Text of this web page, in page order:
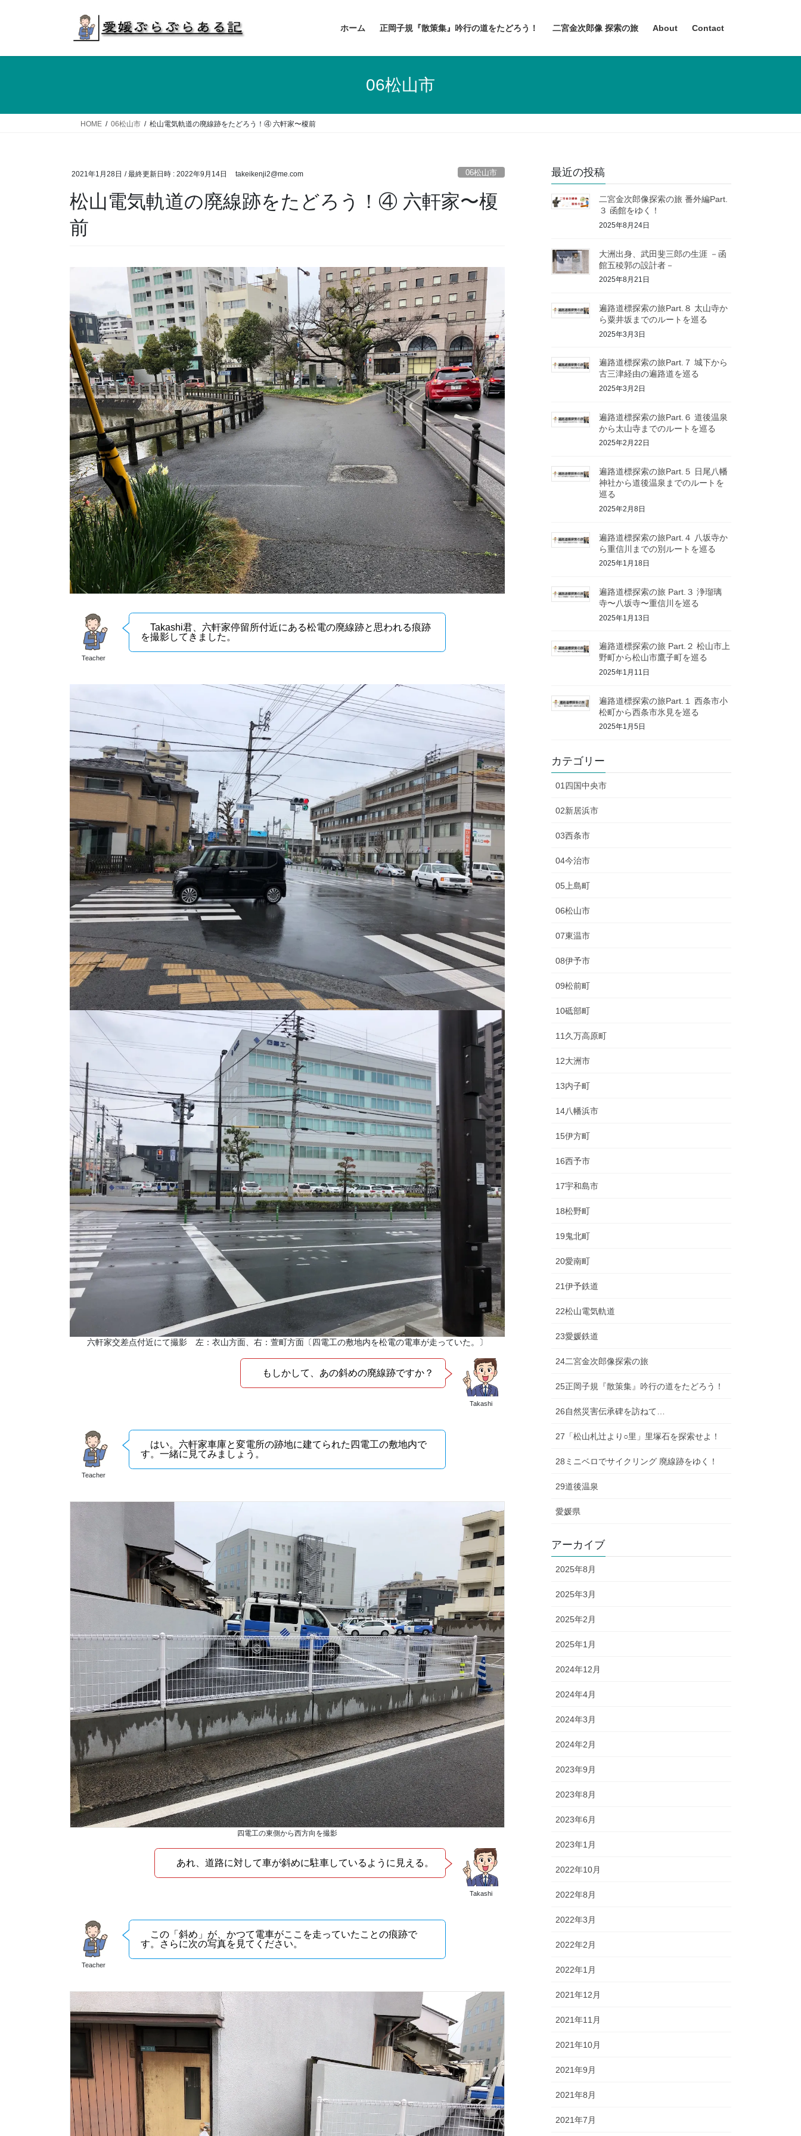
ホーム 正岡子規『散策集』吟行の道をたどろう！ 二宮金次郎像 探索の旅 About Contact
06松山市
HOME 06松山市 松山電気軌道の廃線跡をたどろう！④ 六軒家〜榎前
2021年1月28日 / 最終更新日時 : 2022年9月14日 takeikenji2@me.com 06松山市
松山電気軌道の廃線跡をたどろう！④ 六軒家〜榎
前
Teacher
Takashi君、六軒家停留所付近にある松電の廃線跡と思われる痕跡
を撮影してきました。
六軒家交差点付近にて撮影 左：衣山方面、右：萱町方面〔四電工の敷地内を松電の電車が走っていた。〕
Takashi
もしかして、あの斜めの廃線跡ですか？
Teacher
はい。六軒家車庫と変電所の跡地に建てられた四電工の敷地内で
す。一緒に見てみましょう。
四電工の東側から西方向を撮影
Takashi
あれ、道路に対して車が斜めに駐車しているように見える。
Teacher
この「斜め」が、かつて電車がここを走っていたことの痕跡で
す。さらに次の写真を見てください。
最近の投稿
二宮金次郎像探索の旅 番外編Part.
３ 函館をゆく！
2025年8月24日
大洲出身、武田斐三郎の生涯 －函
館五稜郭の設計者－
2025年8月21日
遍路道標探索の旅Part.８ 太山寺か
ら粟井坂までのルートを巡る
2025年3月3日
遍路道標探索の旅Part.７ 城下から
古三津経由の遍路道を巡る
2025年3月2日
遍路道標探索の旅Part.６ 道後温泉
から太山寺までのルートを巡る
2025年2月22日
遍路道標探索の旅Part.５ 日尾八幡
神社から道後温泉までのルートを
巡る
2025年2月8日
遍路道標探索の旅Part.４ 八坂寺か
ら重信川までの別ルートを巡る
2025年1月18日
遍路道標探索の旅 Part.３ 浄瑠璃
寺〜八坂寺〜重信川を巡る
2025年1月13日
遍路道標探索の旅 Part.２ 松山市上
野町から松山市鷹子町を巡る
2025年1月11日
遍路道標探索の旅Part.１ 西条市小
松町から西条市氷見を巡る
2025年1月5日
カテゴリー
01四国中央市
02新居浜市
03西条市
04今治市
05上島町
06松山市
07東温市
08伊予市
09松前町
10砥部町
11久万高原町
12大洲市
13内子町
14八幡浜市
15伊方町
16西予市
17宇和島市
18松野町
19鬼北町
20愛南町
21伊予鉄道
22松山電気軌道
23愛媛鉄道
24二宮金次郎像探索の旅
25正岡子規『散策集』吟行の道をたどろう！
26自然災害伝承碑を訪ねて…
27「松山札辻より○里」里塚石を探索せよ！
28ミニベロでサイクリング 廃線跡をゆく！
29道後温泉
愛媛県
アーカイブ
2025年8月
2025年3月
2025年2月
2025年1月
2024年12月
2024年4月
2024年3月
2024年2月
2023年9月
2023年8月
2023年6月
2023年1月
2022年10月
2022年8月
2022年3月
2022年2月
2022年1月
2021年12月
2021年11月
2021年10月
2021年9月
2021年8月
2021年7月